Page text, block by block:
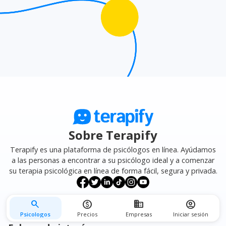
search
Psicologos
monetization_on
Precios
business
Empresas
account_circle
Iniciar sesión
Sobre Terapify
Terapify es una plataforma de psicólogos en línea. Ayúdamos
a las personas a encontrar a su psicólogo ideal y a comenzar
su terapia psicológica en línea de forma fácil, segura y privada.